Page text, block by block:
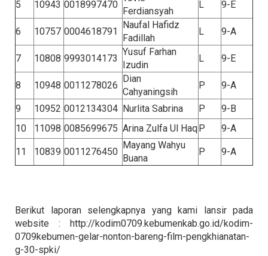
5 10943 0018997470
Ferdiansyah
L 9-E
6 10757 0004618791
Naufal Hafidz
Fadillah
L 9-A
7 10808 9993014173
Yusuf Farhan
Izudin
L 9-E
8 10948 0011278026
Dian
Cahyaningsih
P 9-A
9 10952 0012134304 Nurlita Sabrina P
9-B
10
11098 0085699675 Arina Zulfa Ul HaqP 9-A
11 10839 0011276450
Mayang Wahyu
Buana
P 9-A
Berikut laporan selengkapnya yang kami lansir pada
website : http://kodim0709.kebumenkab.go.id/kodim-
0709kebumen-gelar-nonton-bareng-film-pengkhianatan-
g-30-spki/